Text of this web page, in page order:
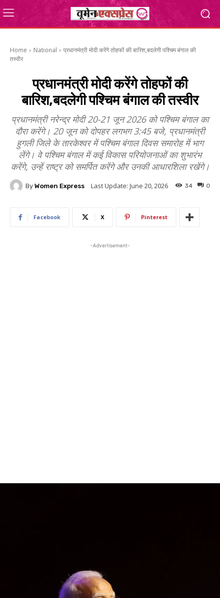
Home National
प्रधानमंत्री मोदी करेंगे तोहफों की बारिश,बदलेगी पश्चिम बंगाल की
तस्वीर
प्रधानमंत्री मोदी करेंगे तोहफों की
बारिश,बदलेगी पश्चिम बंगाल की तस्वीर
प्रधानमंत्री नरेन्‍द्र मोदी 20-21 जून 2026 को पश्चिम बंगाल का
दौरा करेंगे। 20 जून को दोपहर लगभग 3:45 बजे, प्रधानमंत्री
हुगली जिले के तारकेश्वर में पश्चिम बंगाल दिवस समारोह में भाग
लेंगे। वे पश्चिम बंगाल में कई विकास परियोजनाओं का शुभारंभ
करेंगे, उन्हें राष्ट्र को समर्पित करेंगे और उनकी आधारशिला रखेंगे।
By Women Express Last Update: June 20, 2026 0
34
Facebook X Pinterest
-Advertisement-